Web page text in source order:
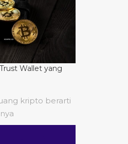
Wallet yang
kripto berarti